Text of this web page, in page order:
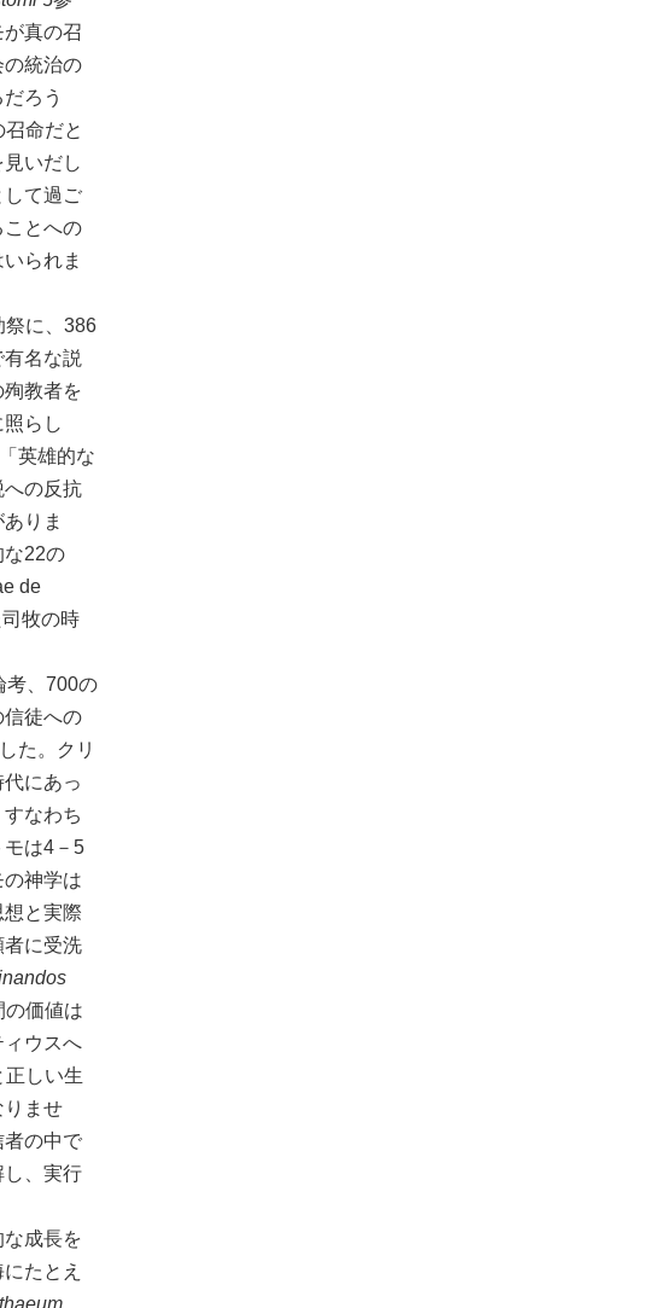
真の召
の統治の
ろう
命だと
いだし
して過ご
ことへの
られま
祭に、386
名な説
教者を
らし
英雄的な
への反抗
りま
な22の
de
牧の時
考、700の
信徒への
た。クリ
にあっ
なわち
モは4－5
神学は
と実際
者に受洗
の価値は
ィウスへ
正しい生
りませ
者の中で
し、実行
成長を
たとえ